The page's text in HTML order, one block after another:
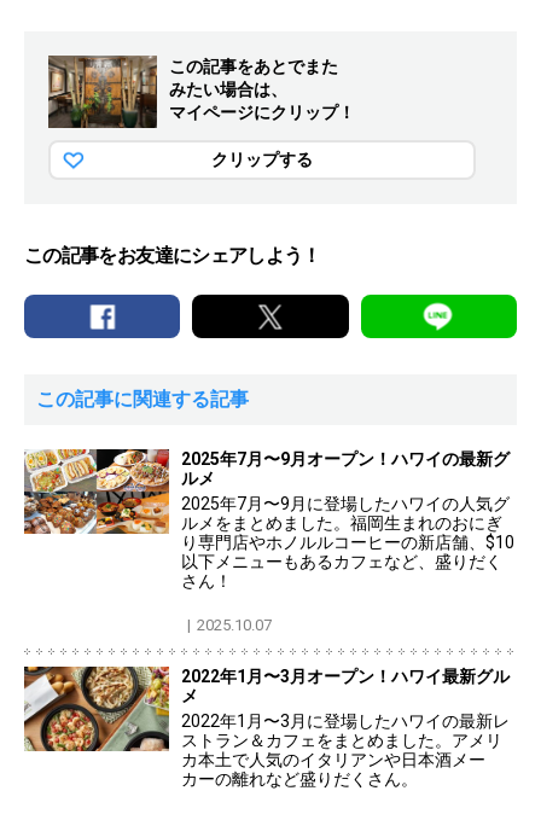
この記事をあとでまた
みたい場合は、
マイページにクリップ！
クリップする
この記事をお友達にシェアしよう！
この記事に関連する記事
2025年7月〜9月オープン！ハワイの最新グ
ルメ
2025年7月〜9月に登場したハワイの人気グ
ルメをまとめました。福岡生まれのおにぎ
り専門店やホノルルコーヒーの新店舗、$10
以下メニューもあるカフェなど、盛りだく
さん！
2025.10.07
2022年1月〜3月オープン！ハワイ最新グル
メ
2022年1月〜3月に登場したハワイの最新レ
ストラン＆カフェをまとめました。アメリ
カ本土で人気のイタリアンや日本酒メー
カーの離れなど盛りだくさん。